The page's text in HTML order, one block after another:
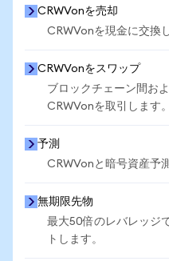
CRWVonを売却
CRWVonを現金に交換
CRWVonをスワップ
ブロックチェーン間お
CRWVonを取引します。
予測
CRWVonと暗号資産予
無期限先物
最大50倍のレバレッジ
トします。